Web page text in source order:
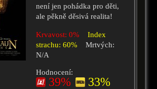
není jen pohádka pro děti,
ale pěkně děsivá realita!
Krvavost: 0%
Index
strachu: 60%
Mrtvých:
N/A
Hodnocení:
39% 33%